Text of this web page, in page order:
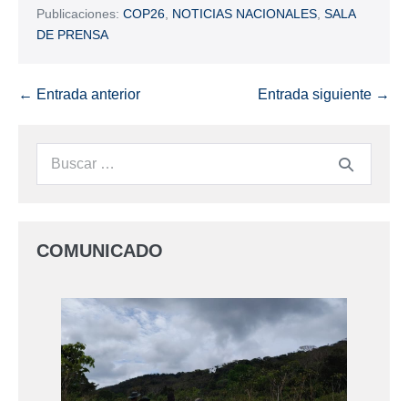
Publicaciones: COP26 NOTICIAS NACIONALES SALA
DE PRENSA
← Entrada anterior Entrada siguiente →
COMUNICADO